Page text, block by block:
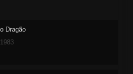
Dragão
1983